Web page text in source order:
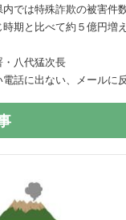
内では特殊詐欺の被害件
期と比べて約５億円増
八代猛次長
電話に出ない、メールに